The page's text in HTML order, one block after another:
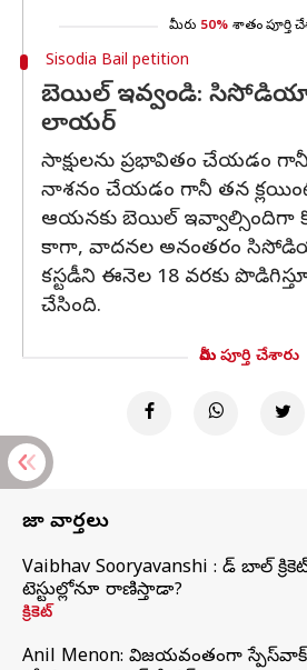
మీరు 50% శాతం పూర్తి
Sisodia Bail petition
బెయిల్​ ఇవ్వండి: సిసోడియా
లాయర్​
సాక్షులను ప్రభావితం చేయడం
నాశనం చేయడం గానీ తన
ఆయనకు బెయిల్ ఇవ్వాల్సిందిగా
కాగా, వాదనల అనంతరం
కస్టడీని ఈనెల 18 వరకు
చేసింది.
మీరు పూర్తి చేశారు
తాజా వార్తలు
Vaibhav Sooryavanshi : రెడ్ బాల్
టెస్టుల్లోనూ రాణిస్తాడా?
క్రికెట్
Anil Menon: విజయవంతంగా